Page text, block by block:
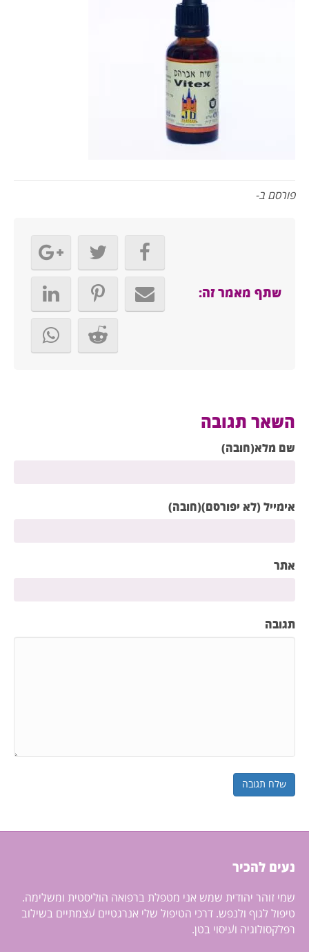
פורסם ב-
שתף מאמר זה:
השאר תגובה
שם מלא(חובה)
אימייל (לא יפורסם)(חובה)
אתר
תגובה
נעים להכיר
שמי זוהר יהודית שמש אני מטפלת ברפואה הוליסטית ומשלימה.
טיפול לגוף ולנפש. דרכי הטיפול שלי אנרגטיים עצמתיים בשילוב
רפלקסולוגיה ועיסוי בטן.